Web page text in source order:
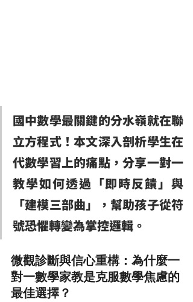
國中數學最關鍵的分水嶺就在聯
立方程式！本文深入剖析學生在
代數學習上的痛點，分享一對一
教學如何透過「即時反饋」與
「建模三部曲」，幫助孩子從符
號恐懼轉變為掌控邏輯。
微觀診斷與信心重構：為什麼一
對一數學家教是克服數學焦慮的
最佳選擇？